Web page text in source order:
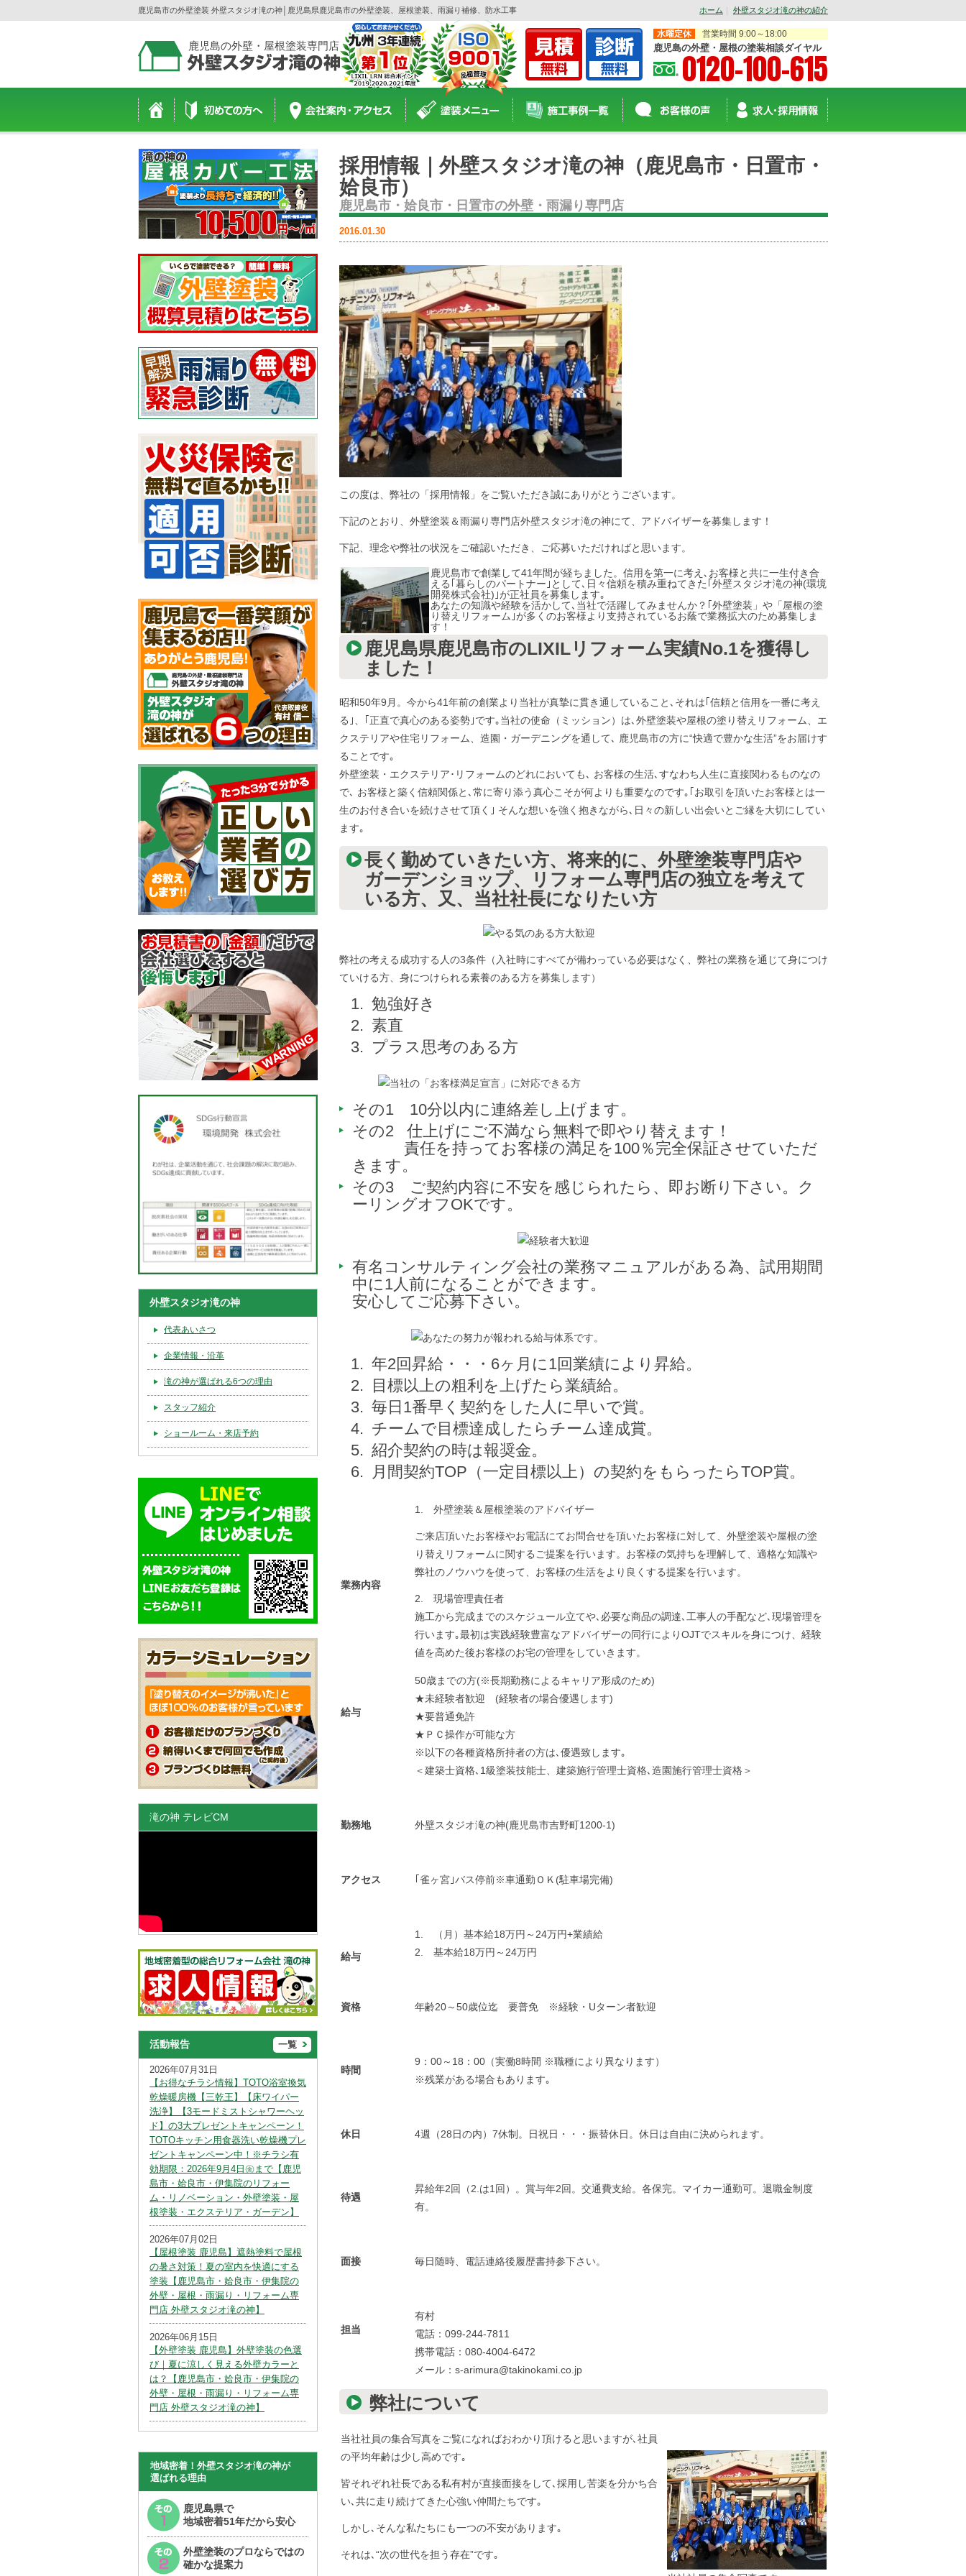
鹿児島市の外壁塗装 外壁スタジオ滝の神│鹿児島県鹿児島市の外壁塗装、屋根塗装、雨漏り補修、防水工事 ホーム 外壁スタジオ滝の神の紹介
鹿児島の外壁・屋根塗装専門店
水曜定休 営業時間 9:00～18:00
鹿児島の外壁・屋根の塗装相談ダイヤル
0120-100-615
採用情報｜外壁スタジオ滝の神（鹿児島市・日置市・
姶良市）
鹿児島市・姶良市・日置市の外壁・雨漏り専門店
2016.01.30
この度は、弊社の「採用情報」をご覧いただき誠にありがとうございます。
下記のとおり、外壁塗装＆雨漏り専門店外壁スタジオ滝の神にて、アドバイザーを募集します！
下記、理念や弊社の状況をご確認いただき、ご応募いただければと思います。
鹿児島市で創業して41年間が経ちました。信用を第一に考え､お客様と共に一生付き合
える｢暮らしのパートナー｣として､日々信頼を積み重ねてきた｢外壁スタジオ滝の神(環境
開発株式会社)｣が正社員を募集します｡
あなたの知識や経験を活かして､当社で活躍してみませんか？｢外壁塗装」や「屋根の塗
り替えリフォーム｣が多くのお客様より支持されているお蔭で業務拡大のため募集しま
す！
鹿児島県鹿児島市のLIXILリフォーム実績No.1を獲得し
ました！
昭和50年9月。今から41年前の創業より当社が真摯に貫き通していること､それは｢信頼と信用を一番に考え
る｣、｢正直で真心のある姿勢｣です｡当社の使命（ミッション）は､外壁塗装や屋根の塗り替えリフォーム、エ
クステリアや住宅リフォーム、造園・ガーデニングを通して､ 鹿児島市の方に“快適で豊かな生活”をお届けす
ることです｡
外壁塗装・エクステリア･リフォームのどれにおいても､ お客様の生活､すなわち人生に直接関わるものなの
で､ お客様と築く信頼関係と､常に寄り添う真心こそが何よりも重要なのです｡｢お取引を頂いたお客様とは一
生のお付き合いを続けさせて頂く｣ そんな想いを強く抱きながら､日々の新しい出会いとご縁を大切にしてい
ます｡
長く勤めていきたい方、将来的に、外壁塗装専門店や
ガーデンショップ、リフォーム専門店の独立を考えて
いる方、又、当社社長になりたい方
弊社の考える成功する人の3条件（入社時にすべてが備わっている必要はなく、弊社の業務を通じて身につけ
ていける方、身につけられる素養のある方を募集します）
勉強好き
素直
プラス思考のある方
その1 10分以内に連絡差し上げます。
その2 仕上げにご不満なら無料で即やり替えます！
責任を持ってお客様の満足を100％完全保証させていただ
きます。
その3 ご契約内容に不安を感じられたら、即お断り下さい。ク
ーリングオフOKです。
有名コンサルティング会社の業務マニュアルがある為、試用期間
中に1人前になることができます。
安心してご応募下さい。
年2回昇給・・・6ヶ月に1回業績により昇給。
目標以上の粗利を上げたら業績給。
毎日1番早く契約をした人に早いで賞。
チームで目標達成したらチーム達成賞。
紹介契約の時は報奨金。
月間契約TOP（一定目標以上）の契約をもらったらTOP賞。
業務内容
1. 外壁塗装＆屋根塗装のアドバイザー
ご来店頂いたお客様やお電話にてお問合せを頂いたお客様に対して、外壁塗装や屋根の塗
り替えリフォームに関するご提案を行います。お客様の気持ちを理解して、適格な知識や
弊社のノウハウを使って、お客様の生活をより良くする提案を行います。
2. 現場管理責任者
施工から完成までのスケジュール立てや､必要な商品の調達､工事人の手配など､現場管理を
行います｡最初は実践経験豊富なアドバイザーの同行によりOJTでスキルを身につけ、経験
値を高めた後お客様のお宅の管理をしていきます。
給与
50歳までの方(※長期勤務によるキャリア形成のため)
★未経験者歓迎 (経験者の場合優遇します)
★要普通免許
★ＰＣ操作が可能な方
※以下の各種資格所持者の方は､優遇致します｡
＜建築士資格､1級塗装技能士、建築施行管理士資格､造園施行管理士資格＞
勤務地 外壁スタジオ滝の神(鹿児島市吉野町1200-1)
アクセス ｢雀ヶ宮｣バス停前※車通勤ＯＫ(駐車場完備)
給与
1. （月）基本給18万円～24万円+業績給
2. 基本給18万円～24万円
資格 年齢20～50歳位迄 要普免 ※経験・Uターン者歓迎
時間
9：00～18：00（実働8時間 ※職種により異なります）
※残業がある場合もあります｡
休日 4週（28日の内）7休制。日祝日・・・振替休日。休日は自由に決められます。
待遇
昇給年2回（2.は1回）。賞与年2回。交通費支給。各保完。マイカー通勤可。退職金制度
有。
面接 毎日随時、電話連絡後履歴書持参下さい。
担当
有村
電話：099-244-7811
携帯電話：080-4004-6472
メール：s-arimura@takinokami.co.jp
弊社について
当社社員の集合写真をご覧になればおわかり頂けると思いますが､社員
の平均年齢は少し高めです｡
皆それぞれ社長である私有村が直接面接をして､採用し苦楽を分かち合
い､共に走り続けてきた心強い仲間たちです｡
しかし､そんな私たちにも一つの不安があります｡
それは､“次の世代を担う存在”です｡
外壁スタジオ滝の神
代表あいさつ
企業情報・沿革
滝の神が選ばれる6つの理由
スタッフ紹介
ショールーム・来店予約
滝の神 テレビCM
活動報告 一覧
2026年07月31日
【お得なチラシ情報】TOTO浴室換気
乾燥暖房機【三乾王】【床ワイパー
洗浄】【3モードミストシャワーヘッ
ド】の3大プレゼントキャンペーン！
TOTOキッチン用食器洗い乾燥機プレ
ゼントキャンペーン中！※チラシ有
効期限：2026年9月4日㊎まで【鹿児
島市・姶良市・伊集院のリフォー
ム・リノベーション・外壁塗装・屋
根塗装・エクステリア・ガーデン】
2026年07月02日
【屋根塗装 鹿児島】遮熱塗料で屋根
の暑さ対策！夏の室内を快適にする
塗装【鹿児島市・姶良市・伊集院の
外壁・屋根・雨漏り・リフォーム専
門店 外壁スタジオ滝の神】
2026年06月15日
【外壁塗装 鹿児島】外壁塗装の色選
び｜夏に涼しく見える外壁カラーと
は？【鹿児島市・姶良市・伊集院の
外壁・屋根・雨漏り・リフォーム専
門店 外壁スタジオ滝の神】
地域密着！外壁スタジオ滝の神が
選ばれる理由
鹿児島県で
地域密着51年だから安心
外壁塗装のプロならではの
確かな提案力